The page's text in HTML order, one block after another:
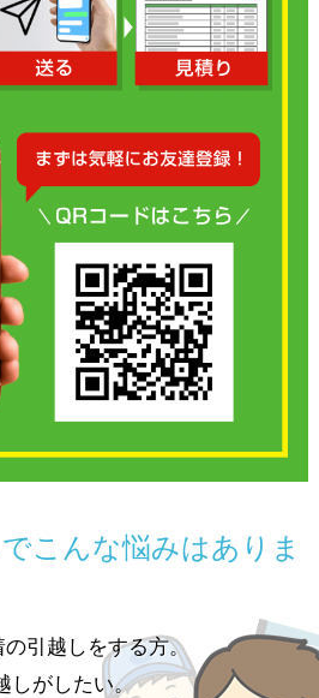
こんな悩みはありま
引越しをする方。
しがしたい。